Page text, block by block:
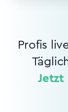
Profis
Jetzt